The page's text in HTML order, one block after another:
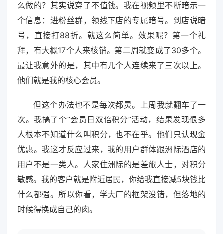
么做的？其实说穿了不值钱。我在视频里不断暗示一
个信息：进粉丝群，领线下店的专属暗号。到店说暗
号，直接打88折。就这么简单。效果呢？第一个礼
拜，有大概17个人来核销。第二周就变成了30多个。
最让我意外的是，其中有几个人连续来了三次以上。
他们就是我的核心会员。
但这个办法也不是每次都灵。上周我就翻车了一
次。我搞了个“会员日双倍积分”活动，结果发现很多
人根本不知道什么叫积分，也不在乎。他们只认现金
优惠。我这才反应过来，我的用户群体跟洲际酒店的
用户不是一类人。人家住洲际的是差旅人士，对积分
敏感。我的客户就是附近居民，你给我直接减5块钱比
什么都强。所以你看，学大厂的框架没错，但落地的
时候得换成自己的肉。